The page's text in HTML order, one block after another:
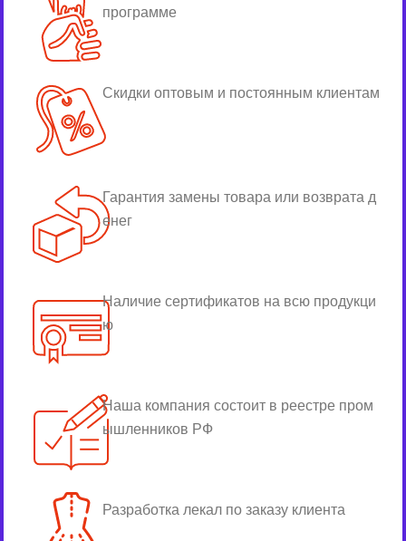
программе
Скидки оптовым и постоянным клиентам
Гарантия замены товара или возврата д
енег
Наличие сертификатов на всю продукци
ю
Наша компания состоит в реестре пром
ышленников РФ
Разработка лекал по заказу клиента